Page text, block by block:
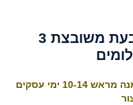
טבעת משובצת 3
הזמנה מראש 10-14 ימי עסקים